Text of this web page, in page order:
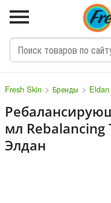
Fresh Skin > Бренды >
мл Rebalancing
Элдан
M N